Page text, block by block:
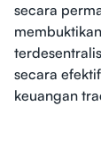
secara
secara
keuangan